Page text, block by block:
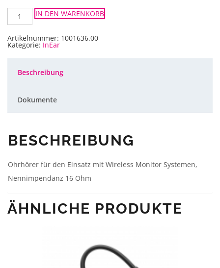
Sennheiser
Ohrhörer
IE
In
Ear
Kopfhörer
IN DEN WARENKORB
Artikelnummer: 1001636.00
Kategorie: InEar
Beschreibung
Dokumente
BESCHREIBUNG
Ohrhörer für den Einsatz mit Wireless Monitor Systemen,
Nennimpendanz 16 Ohm
ÄHNLICHE PRODUKTE